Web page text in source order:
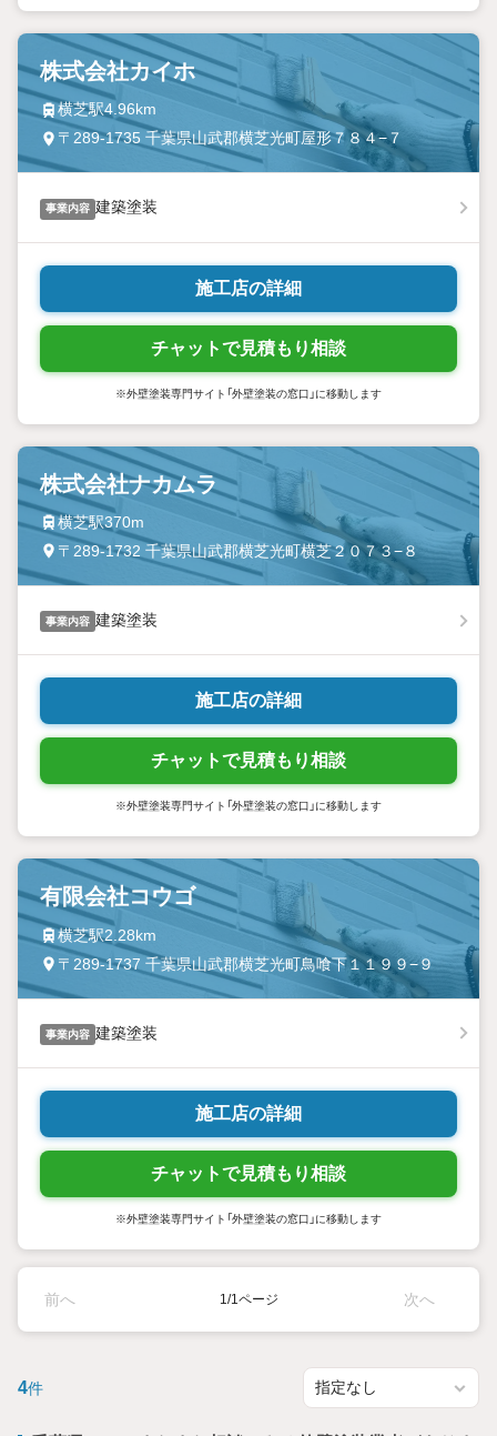
株式会社カイホ
横芝駅4.96km
〒289-1735 千葉県山武郡横芝光町屋形７８４−７
事業内容 建築塗装
施工店の詳細
チャットで見積もり相談
※外壁塗装専門サイト「外壁塗装の窓口」に移動します
株式会社ナカムラ
横芝駅370m
〒289-1732 千葉県山武郡横芝光町横芝２０７３−８
事業内容 建築塗装
施工店の詳細
チャットで見積もり相談
※外壁塗装専門サイト「外壁塗装の窓口」に移動します
有限会社コウゴ
横芝駅2.28km
〒289-1737 千葉県山武郡横芝光町鳥喰下１１９９−９
事業内容 建築塗装
施工店の詳細
チャットで見積もり相談
※外壁塗装専門サイト「外壁塗装の窓口」に移動します
前へ 1/1ページ 次へ
4件